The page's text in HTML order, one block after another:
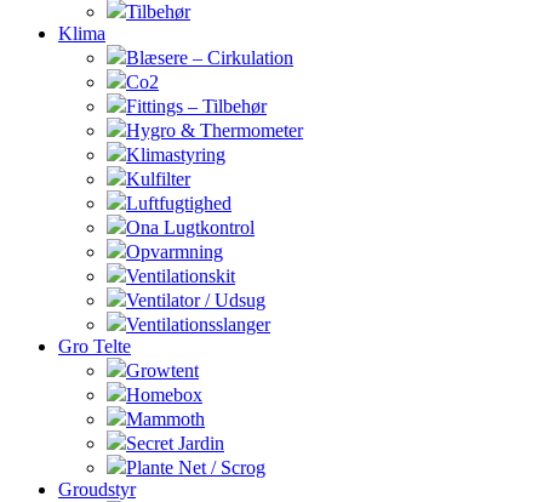
Tilbehør
Klima
Blæsere – Cirkulation
Co2
Fittings – Tilbehør
Hygro & Thermometer
Klimastyring
Kulfilter
Luftfugtighed
Ona Lugtkontrol
Opvarmning
Ventilationskit
Ventilator / Udsug
Ventilationsslanger
Gro Telte
Growtent
Homebox
Mammoth
Secret Jardin
Plante Net / Scrog
Groudstyr